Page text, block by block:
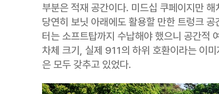
부분은 적재 공간이다. 미드십 쿠페이지만
당연히 보닛 아래에도 활용할 만한 트렁크
터는 소프트탑까지 수납해야 했으니 공간적
차체 크기, 실제 911의 하위 호환이라는 이
은 모두 갖추고 있었다.